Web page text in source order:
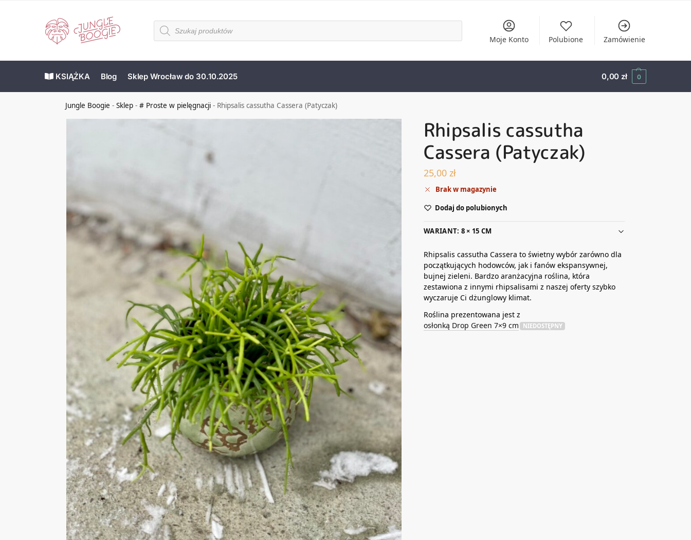
Moje Konto Polubione Zamówienie
KSIĄŻKA Blog Sklep Wrocław do 30.10.2025 0,00 zł 0
Jungle Boogie -Sklep -# Proste w pielęgnacji - Rhipsalis cassutha Cassera (Patyczak)
Rhipsalis cassutha
Cassera (Patyczak)
25,00 zł
Brak w magazynie
Dodaj do polubionych
WARIANT: 8 × 15 CM
Rhipsalis cassutha Cassera to świetny wybór zarówno dla
początkujących hodowców, jak i fanów ekspansywnej,
bujnej zieleni. Bardzo aranżacyjna roślina, która
zestawiona z innymi rhipsalisami z naszej oferty szybko
wyczaruje Ci dżunglowy klimat.
Roślina prezentowana jest z
osłonką Drop Green 7×9 cm
NIEDOSTĘPNY